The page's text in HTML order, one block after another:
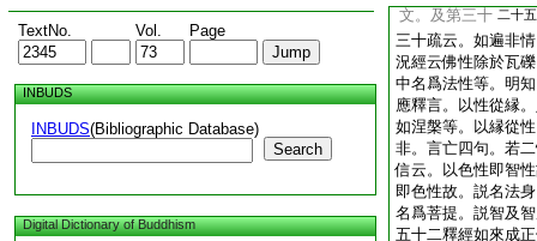
TextNo. Vol. Page
INBUDS
INBUDS(Bibliographic Database)
Search
Digital Dictionary of Buddhism
文。及第三十 二十
三十疏云。如遍非
況經云佛性除於瓦
中名爲法性等。明
應釋言。以性從縁
如涅槃等。以縁從
非。言亡四句。若
信云。以色性即智
即色性故。説名法
名爲菩提。説智及
五十二釋經如來成